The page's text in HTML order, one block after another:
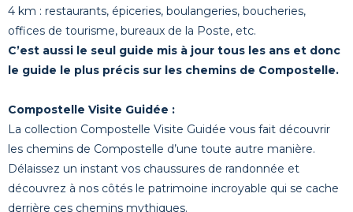
4 km : restaurants, épiceries, boulangeries, boucheries,
offices de tourisme, bureaux de la Poste, etc.
C’est aussi le seul guide mis à jour tous les ans et donc
le guide le plus précis sur les chemins de Compostelle.
Compostelle Visite Guidée :
La collection Compostelle Visite Guidée vous fait découvrir
les chemins de Compostelle d’une toute autre manière.
Délaissez un instant vos chaussures de randonnée et
découvrez à nos côtés le patrimoine incroyable qui se cache
derrière ces chemins mythiques.